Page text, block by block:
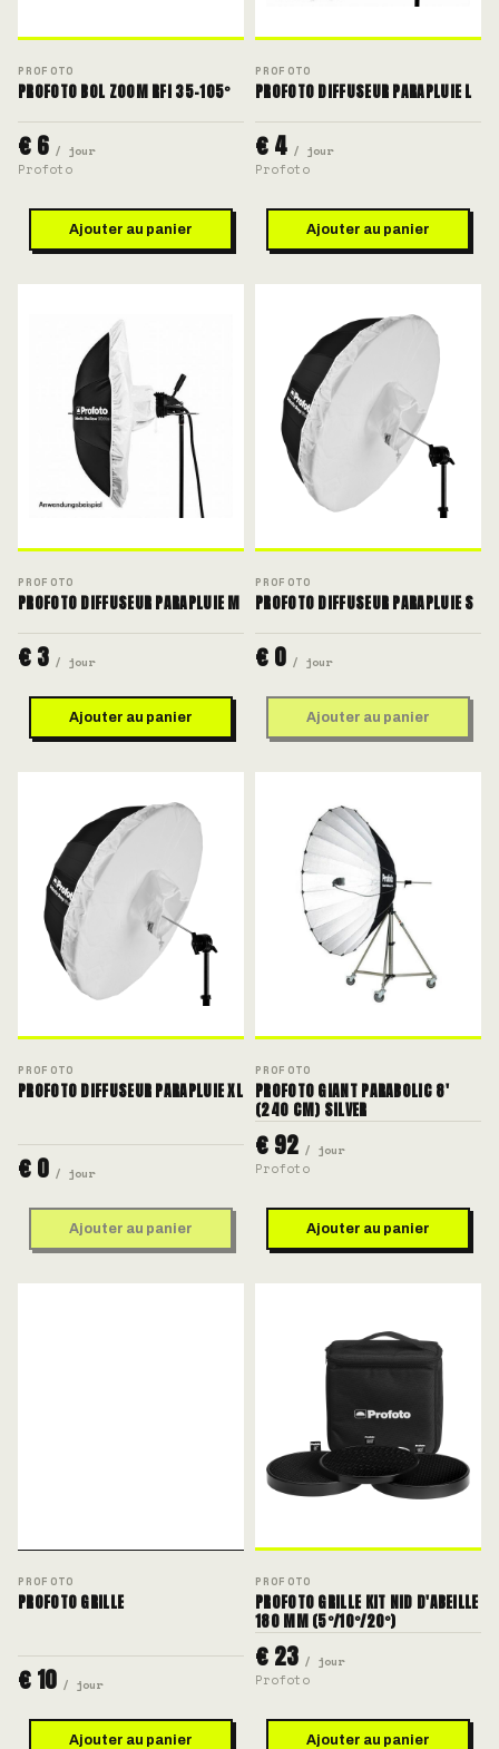
PROFOTO
PROFOTO BOL ZOOM RFI 35-105°
€ 6 / jour
Profoto
Ajouter au panier
PROFOTO
PROFOTO DIFFUSEUR PARAPLUIE L
€ 4 / jour
Profoto
Ajouter au panier
PROFOTO
PROFOTO DIFFUSEUR PARAPLUIE M
€ 3 / jour
Ajouter au panier
PROFOTO
PROFOTO DIFFUSEUR PARAPLUIE S
€ 0 / jour
Ajouter au panier
PROFOTO
PROFOTO DIFFUSEUR PARAPLUIE XL
€ 0 / jour
Ajouter au panier
PROFOTO
PROFOTO GIANT PARABOLIC 8'
(240 CM) SILVER
€ 92 / jour
Profoto
Ajouter au panier
PROFOTO
PROFOTO GRILLE
€ 10 / jour
Ajouter au panier
PROFOTO
PROFOTO GRILLE KIT NID D'ABEILLE
180 MM (5°/10°/20°)
€ 23 / jour
Profoto
Ajouter au panier